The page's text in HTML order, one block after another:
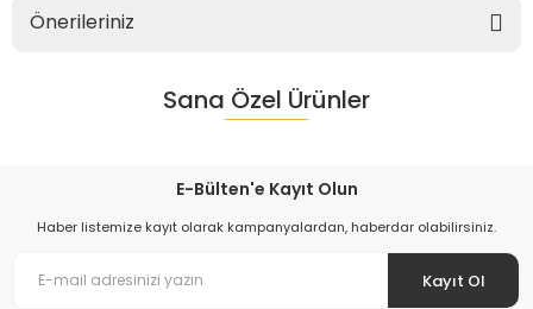
Önerileriniz
Sana Özel Ürünler
E-Bülten'e Kayıt Olun
Haber listemize kayıt olarak kampanyalardan, haberdar olabilirsiniz.
Kayıt Ol